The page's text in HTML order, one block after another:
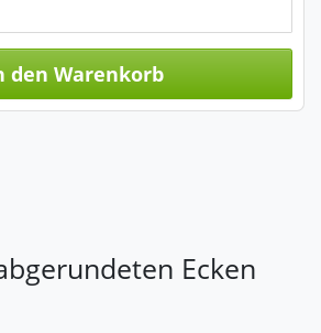
den Warenkorb
Ecken